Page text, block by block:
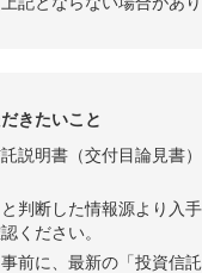
きたいこと
説明書（交付目論見
判断した情報源より入
ください。
前に、最新の「投資信